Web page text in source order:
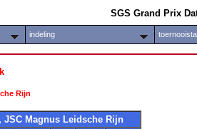
SGS Grand Prix
indeling
Rijn
JSC Magnus Leidsche Rijn